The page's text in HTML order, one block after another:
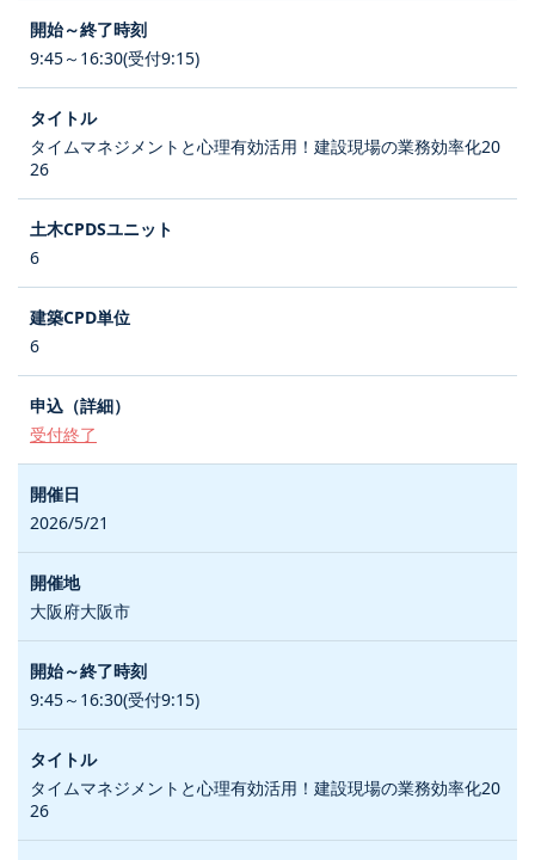
9:45～16:30(受付9:15)
タイムマネジメントと心理有効活用！建設現場の業務効率化20
26
6
6
受付終了
2026/5/21
大阪府大阪市
9:45～16:30(受付9:15)
タイムマネジメントと心理有効活用！建設現場の業務効率化20
26